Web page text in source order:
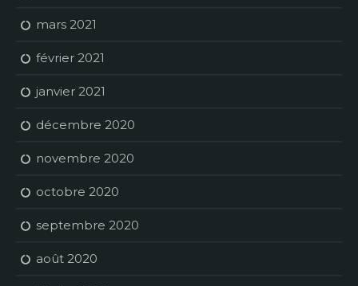
mars 2021
février 2021
janvier 2021
décembre 2020
novembre 2020
octobre 2020
septembre 2020
août 2020